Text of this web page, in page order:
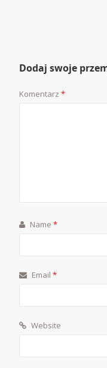
Dodaj swoje
Komentarz*
Name*
Email*
Website